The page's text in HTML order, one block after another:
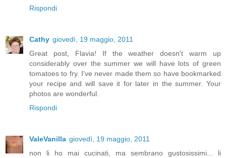
Rispondi
Cathy giovedì, 19 maggio, 2011
Great post, Flavia! If the weather doesn't warm up
considerably over the summer we will have lots of green
tomatoes to fry. I've never made them so have bookmarked
your recipe and will save it for later in the summer. Your
photos are wonderful.
Rispondi
ValeVanilla giovedì, 19 maggio, 2011
non li ho mai cucinati, ma sembrano gustosissimi... li